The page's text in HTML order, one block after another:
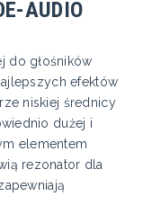
AUDIO
do głośników
efektów
niskiej średnicy
dużej i
elementem
rezonator dla